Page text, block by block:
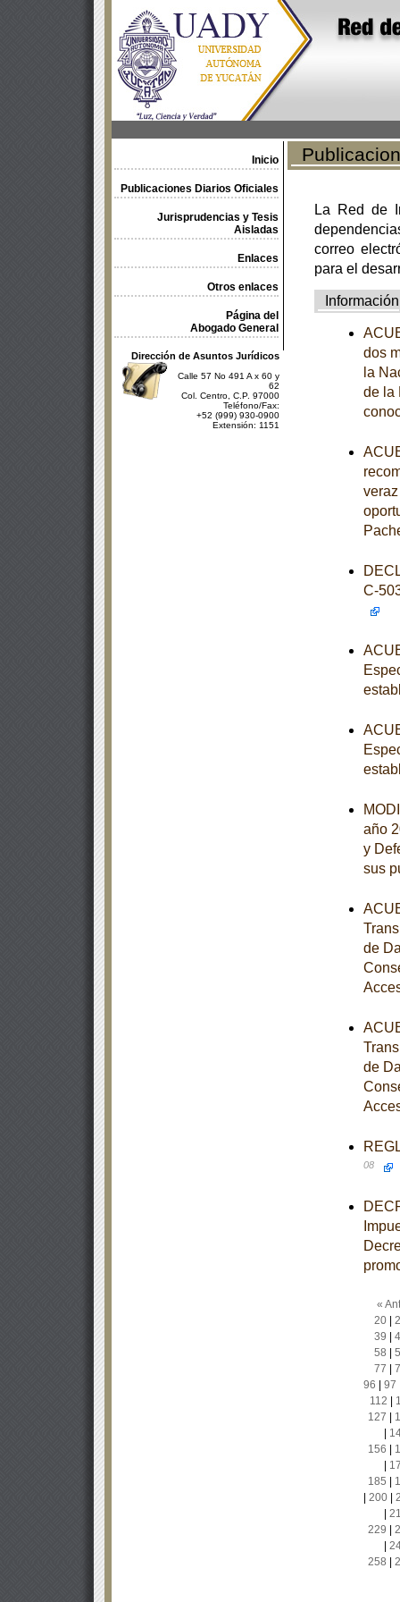
Inicio
Publicaciones Diarios Oficiales
Jurisprudencias y Tesis
Aisladas
Enlaces
Otros enlaces
Página del
Abogado General
Dirección de Asuntos Jurídicos
Calle 57 No 491 A x 60 y
62
Col. Centro, C.P. 97000
Teléfono/Fax:
+52 (999) 930-0900
Extensión: 1151
La Red de
correo
para el
Información
dos
la
de la
C-
año
y
sus
de
de
08
«
20|
39
58
77
96
97
112
127
156
185
200|
229
258